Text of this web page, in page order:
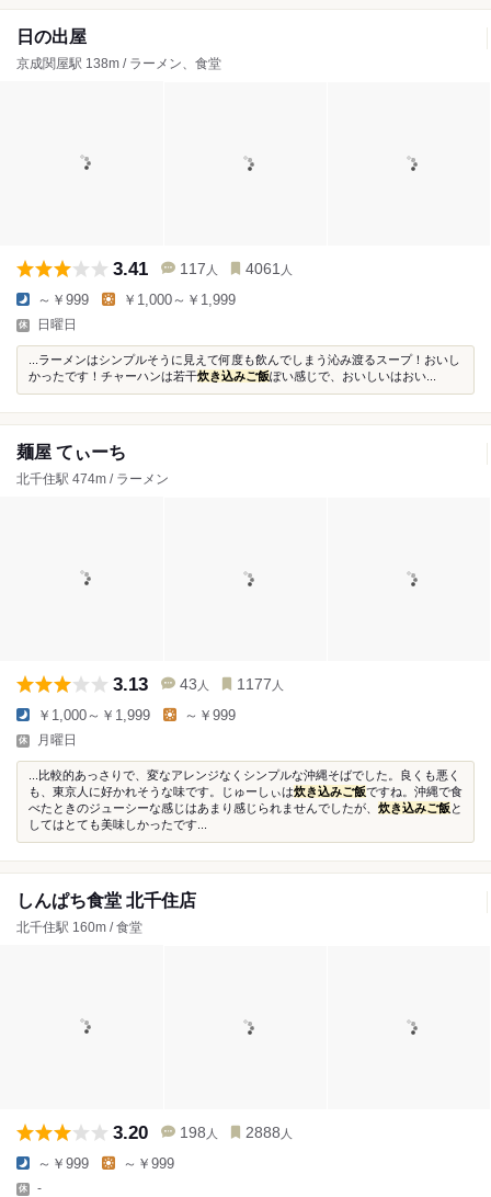
日の出屋
京成関屋駅 138m / ラーメン、食堂
3.41 117 人 4061 人
～￥999 ￥1,000～￥1,999
日曜日
...ラーメンはシンプルそうに見えて何度も飲んでしまう沁み渡るスープ！おいし
かったです！チャーハンは若干炊き込みご飯ぽい感じで、おいしいはおい...
麺屋 てぃーち
北千住駅 474m / ラーメン
3.13 43 人 1177 人
￥1,000～￥1,999 ～￥999
月曜日
...比較的あっさりで、変なアレンジなくシンプルな沖縄そばでした。良くも悪く
も、東京人に好かれそうな味です。じゅーしぃは炊き込みご飯ですね。沖縄で食
べたときのジューシーな感じはあまり感じられませんでしたが、 炊き込みご飯 と
してはとても美味しかったです...
しんぱち食堂 北千住店
北千住駅 160m / 食堂
3.20 198 人 2888 人
～￥999 ～￥999
-